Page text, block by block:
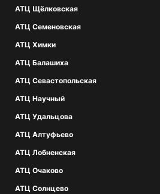
АТЦ Щёлковская
АТЦ Семеновская
АТЦ Химки
АТЦ Балашиха
АТЦ Севастопольская
АТЦ Научный
АТЦ Удальцова
АТЦ Алтуфьево
АТЦ Лобненская
АТЦ Очаково
АТЦ Солнцево